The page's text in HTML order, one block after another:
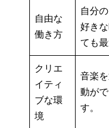
自由な
働き方
自分
好き
ても最
クリエ
イティ
ブな環
境
音楽
動が
す。